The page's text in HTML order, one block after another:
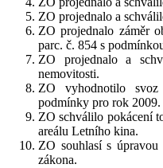
ZO projednalo a
ZO projednalo záměr
parc. č. 854 s
ZO projednalo a
nemovitosti.
ZO vyhodnotilo
podmínky pro rok 2009.
ZO schválilo pokácení
areálu Letního kina.
ZO souhlasí s úpravou
zákona.